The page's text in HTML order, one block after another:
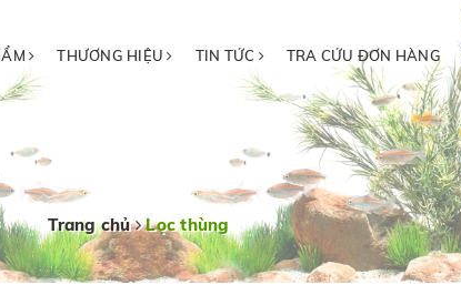
THƯƠNG HIỆU TIN TỨC TRA CỨU ĐƠN HÀNG
Trang chủ Lọc thùng